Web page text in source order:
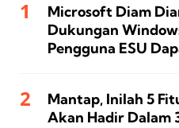
Microsoft Diam
Dukungan
Pengguna ESU
Mantap, Inilah 5
Akan Hadir Dalam